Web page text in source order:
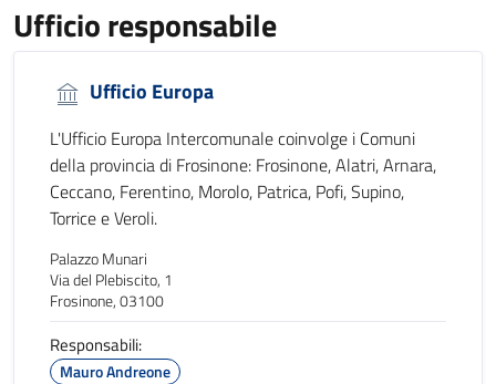
Ufficio responsabile
Ufficio Europa
L'Ufficio Europa Intercomunale coinvolge i Comuni
della provincia di Frosinone: Frosinone, Alatri, Arnara,
Ceccano, Ferentino, Morolo, Patrica, Pofi, Supino,
Torrice e Veroli.
Palazzo Munari
Via del Plebiscito, 1
Frosinone, 03100
Responsabili:
Mauro Andreone